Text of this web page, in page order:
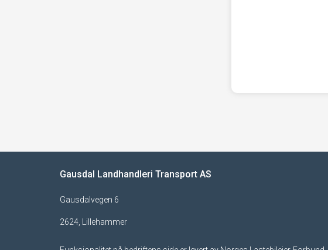
Gausdal Landhandleri Transport AS
Gausdalvegen 6
2624, Lillehammer